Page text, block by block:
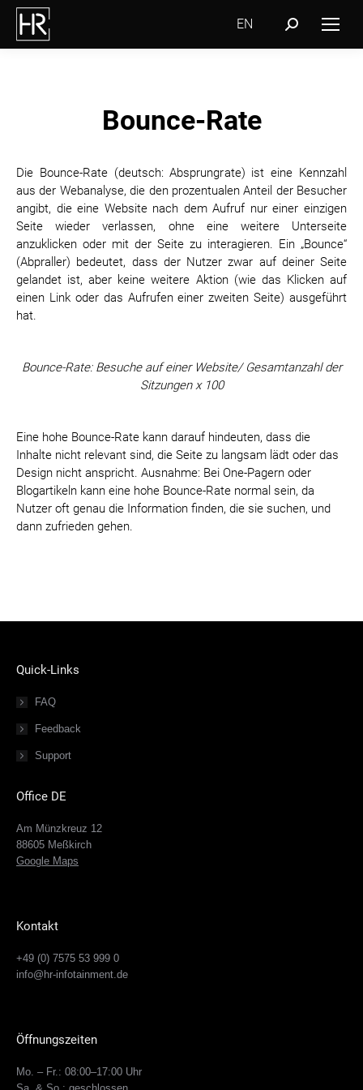
EN Search:
Bounce-Rate
Die Bounce-Rate (deutsch: Absprungrate) ist eine Kennzahl
aus der Webanalyse, die den prozentualen Anteil der Besucher
angibt, die eine Website nach dem Aufruf nur einer einzigen
Seite wieder verlassen, ohne eine weitere Unterseite
anzuklicken oder mit der Seite zu interagieren. Ein „Bounce“
(Abpraller) bedeutet, dass der Nutzer zwar auf deiner Seite
gelandet ist, aber keine weitere Aktion (wie das Klicken auf
einen Link oder das Aufrufen einer zweiten Seite) ausgeführt
hat.
Bounce-Rate: Besuche auf einer Website/ Gesamtanzahl der
Sitzungen x 100
Eine hohe Bounce-Rate kann darauf hindeuten, dass die
Inhalte nicht relevant sind, die Seite zu langsam lädt oder das
Design nicht anspricht. Ausnahme: Bei One-Pagern oder
Blogartikeln kann eine hohe Bounce-Rate normal sein, da
Nutzer oft genau die Information finden, die sie suchen, und
dann zufrieden gehen.
Quick-Links
FAQ
Feedback
Support
Office DE
Am Münzkreuz 12
88605 Meßkirch
Google Maps
Kontakt
+49 (0) 7575 53 999 0
info@hr-infotainment.de
Öffnungszeiten
Mo. – Fr.: 08:00–17:00 Uhr